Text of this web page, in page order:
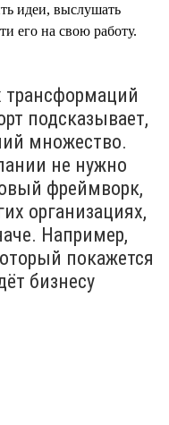
идеи, выслушать
его на свою работу.
подсказывает,
множество.
не нужно
фреймворк,
организациях,
Например,
покажется
бизнесу